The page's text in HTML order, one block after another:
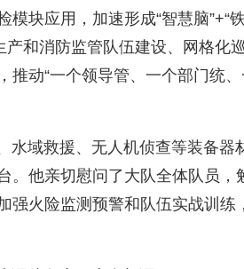
块应用，加速形成“智慧脑”+“
和消防监管队伍建设、网格化
动“一个领导管、一个部门统
域救援、无人机侦查等装备器
他亲切慰问了大队全体队员
火险监测预警和队伍实战训练